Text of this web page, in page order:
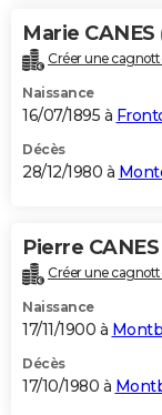
Marie CANES
Créer une
Naissance
16/07/1895 à
Décès
28/12/1980 à
Pierre CANES
Créer une
Naissance
17/11/1900 à
Décès
17/10/1980 à